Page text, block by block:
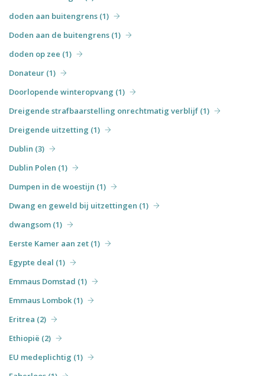
doden aan buitengrens (1)
Doden aan de buitengrens (1)
doden op zee (1)
Donateur (1)
Doorlopende winteropvang (1)
Dreigende strafbaarstelling onrechtmatig verblijf (1)
Dreigende uitzetting (1)
Dublin (3)
Dublin Polen (1)
Dumpen in de woestijn (1)
Dwang en geweld bij uitzettingen (1)
dwangsom (1)
Eerste Kamer aan zet (1)
Egypte deal (1)
Emmaus Domstad (1)
Emmaus Lombok (1)
Eritrea (2)
Ethiopië (2)
EU medeplichtig (1)